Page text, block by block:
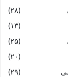
(۲۸)
(۱۳)
(۲۵)
(۲۰)
(۲۹)